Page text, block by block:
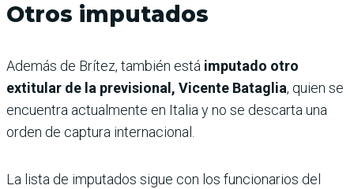
Otros imputados
Además de Brítez, también está imputado otro
extitular de la previsional, Vicente Bataglia, quien se
encuentra actualmente en Italia y no se descarta una
orden de captura internacional.
La lista de imputados sigue con los funcionarios del